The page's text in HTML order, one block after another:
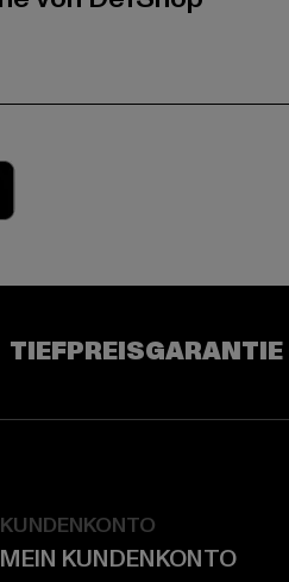
TIEFPREISGARANTIE
KUNDENKONTO
MEIN KUNDENKONTO